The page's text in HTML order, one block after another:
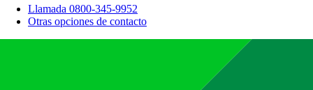
Llamada 0800-345-9952
Otras opciones de contacto